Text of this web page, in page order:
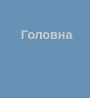
Головна